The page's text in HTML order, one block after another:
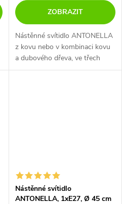
ZOBRAZIT
Nástěnné svítidlo ANTONELLA
z kovu nebo v kombinaci kovu
a dubového dřeva, ve třech
rozměrech.
Nástěnné svítidlo
ANTONELLA, 1xE27, Ø 45 cm